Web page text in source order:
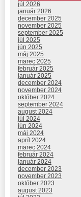
júl 2026
január 2026
december 2025
november 2025
september 2025
júl 2025
jún 2025
máj 2025
marec 2025
február 2025
január 2025
december 2024
november 2024
október 2024
september 2024
august 2024
júl 2024
jún 2024
máj 2024
apríl 2024
marec 2024
február 2024
január 2024
december 2023
november 2023
október 2023
august 2023